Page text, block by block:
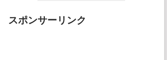
スポンサーリンク